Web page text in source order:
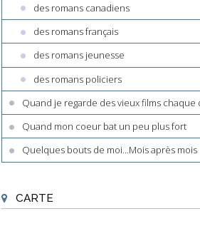
des romans canadiens
des romans français
des romans jeunesse
des romans policiers
Quand je regarde des vieux films chaque
Quand mon coeur bat un peu plus fort
Quelques bouts de moi...Mois après mois
CARTE